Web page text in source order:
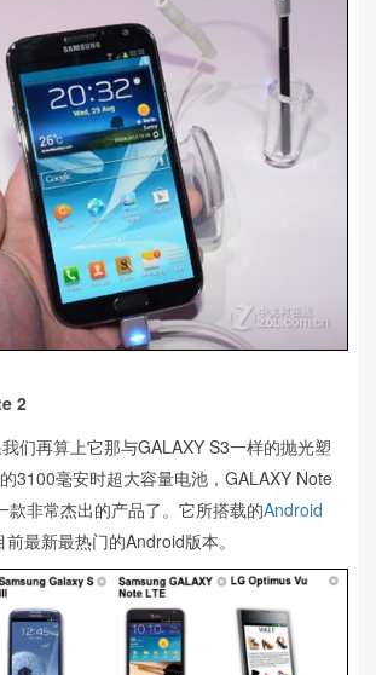
2
们再算上它那与GALAXY S3一样的抛光塑
3100毫安时超大容量电池，GALAXY Note
款非常杰出的产品了。它所搭载的Android
最新最热门的Android版本。